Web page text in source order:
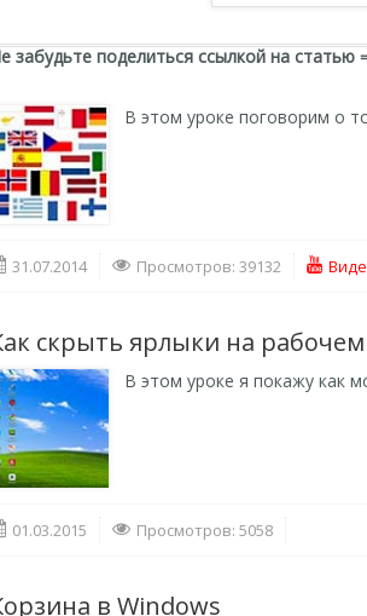
забудьте поделиться ссылкой на статью
В этом уроке поговорим о
31.07.2014 Просмотров: 39132
скрыть ярлыки на рабочем
В этом уроке я покажу как
01.03.2015 Просмотров: 5058
в Windows